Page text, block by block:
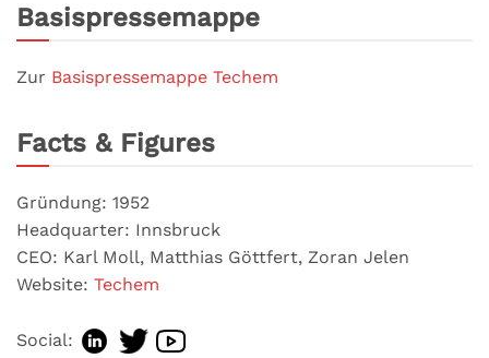
Basispressemappe
Zur Basispressemappe Techem
Facts & Figures
Gründung: 1952
Headquarter: Innsbruck
CEO: Karl Moll, Matthias Göttfert, Zoran Jelen
Website: Techem
Social: